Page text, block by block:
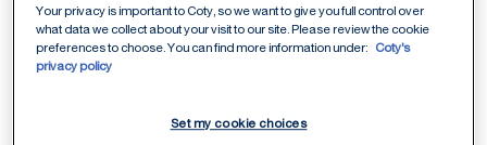
ITEM 01 (CURRENT SLIDE)
ITEM 02
Your privacy is important to Coty, so we want to give you full control over
what data we collect about your visit to our site. Please review the cookie
preferences to choose. You can find more information under:
Coty's
privacy policy
Set my cookie choices